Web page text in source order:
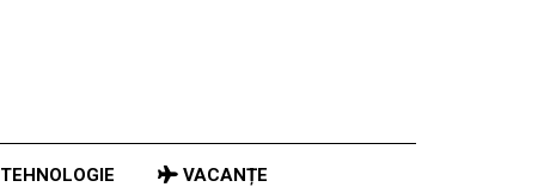
TEHNOLOGIE VACANȚE